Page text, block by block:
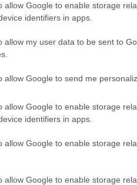
allow Google to enable storage
identifiers in apps.
allow my user data to be sent to
allow Google to send me
allow Google to enable storage
identifiers in apps.
allow Google to enable storage
allow Google to enable storage
συναλλαγών
σε ένα
υποστήριξης, και
αγορές σε
και στο χρέος.
συνεχίζει να